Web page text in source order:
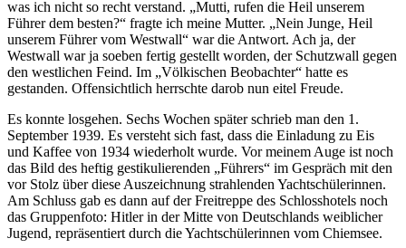
was ich nicht so recht verstand.
Mutti, rufen die Heil unserem
Führer dem besten?
fragte ich meine Mutter.
Nein Junge, Heil
unserem Führer vom Westwall
war die Antwort. Ach ja, der
Westwall war ja soeben fertig gestellt worden, der Schutzwall gegen
den westlichen Feind. Im
Völkischen Beobachter
hatte es
gestanden. Offensichtlich herrschte darob nun eitel Freude.
Es konnte losgehen. Sechs Wochen später schrieb man den 1.
September 1939. Es versteht sich fast, dass die Einladung zu Eis
und Kaffee von 1934 wiederholt wurde. Vor meinem Auge ist noch
das Bild des heftig gestikulierenden
Führers
im Gespräch mit den
vor Stolz über diese Auszeichnung strahlenden Yachtschülerinnen.
Am Schluss gab es dann auf der Freitreppe des Schlosshotels noch
das Gruppenfoto: Hitler in der Mitte von Deutschlands weiblicher
Jugend, repräsentiert durch die Yachtschülerinnen vom Chiemsee.